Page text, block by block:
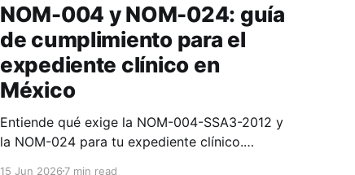
NOM-004 y NOM-024: guía
de cumplimiento para el
expediente clínico en
México
Entiende qué exige la NOM-004-SSA3-2012 y
la NOM-024 para tu expediente clínico.
15 Jun 20267 min read